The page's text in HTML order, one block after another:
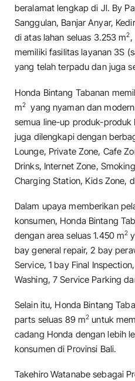
beralamat lengkap di Jl. By
Sanggulan, Banjar Anyar,
di atas lahan seluas 3.253 m2
memiliki fasilitas layanan 3S
yang telah terpadu dan juga
Honda Bintang Tabanan
m2
yang nyaman dan
semua line-up produk-produk
juga dilengkapi dengan
Lounge, Private Zone, Cafe
Drinks, Internet Zone,
Charging Station, Kids Zone,
Dalam upaya memberikan
konsumen, Honda Bintang
dengan area seluas 1.450 m2
bay general repair, 2 bay
Service, 1 bay Final
Washing, 7 Service Parking
Selain itu, Honda Bintang
parts seluas 89 m2 untuk
cadang Honda dengan lebih
konsumen di Provinsi Bali.
Takehiro Watanabe sebagai